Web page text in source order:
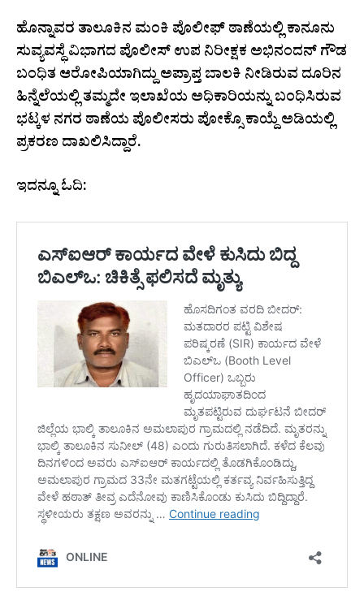
ಹೊನ್ನಾವರ ತಾಲೂಕಿನ ಮಂಕಿ ಪೊಲೀಫ್ ಠಾಣೆಯಲ್ಲಿ ಕಾನೂನು
ಸುವ್ಯವಸ್ಥೆ ವಿಭಾಗದ ಪೊಲೀಸ್ ಉಪ ನಿರೀಕ್ಷಕ ಅಭಿನಂದನ್ ಗೌಡ
ಬಂಧಿತ ಆರೋಪಿಯಾಗಿದ್ದು ಅಪ್ರಾಪ್ತ ಬಾಲಕಿ ನೀಡಿರುವ ದೂರಿನ
ಹಿನ್ನೆಲೆಯಲ್ಲಿ ತಮ್ಮದೇ ಇಲಾಖೆಯ ಅಧಿಕಾರಿಯನ್ನು ಬಂಧಿಸಿರುವ
ಭಟ್ಕಳ ನಗರ ಠಾಣೆಯ ಪೊಲೀಸರು ಪೋಕ್ಸೊ ಕಾಯ್ದೆ ಅಡಿಯಲ್ಲಿ
ಪ್ರಕರಣ ದಾಖಲಿಸಿದ್ದಾರೆ.
ಇದನ್ನೂ ಓದಿ: